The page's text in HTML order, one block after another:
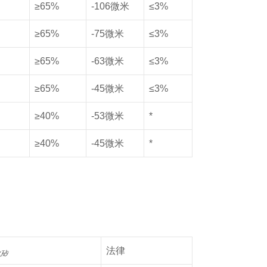
≥65% -106微米 ≤3%
≥65% -75微米 ≤3%
≥65% -63微米 ≤3%
≥65% -45微米 ≤3%
≥40% -53微米 *
≥40% -45微米 *
矽 法律